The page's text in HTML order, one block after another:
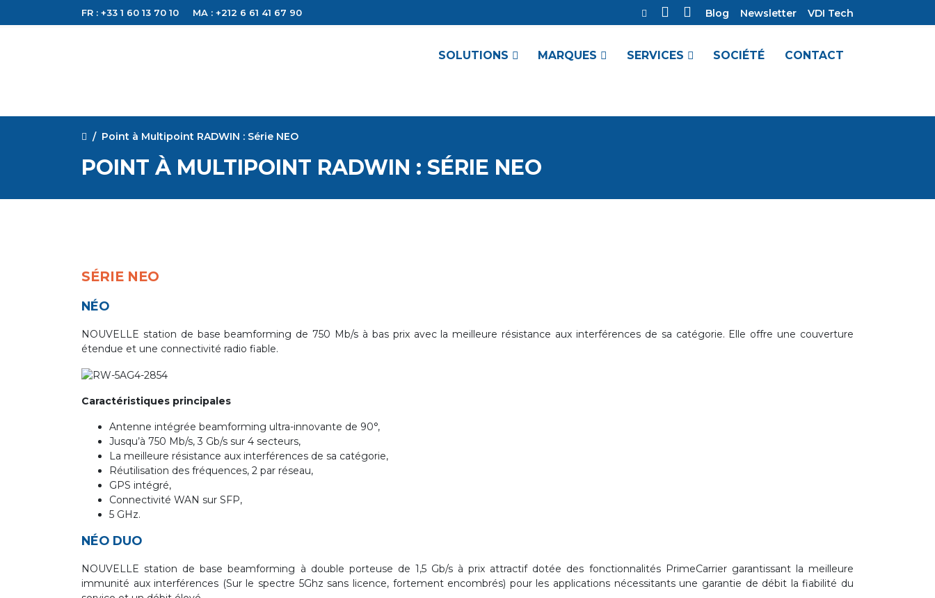
FR : +33 1 60 13 70 10 MA : +212 6 61 41 67 90 Blog Newsletter VDI Tech
SOLUTIONS MARQUES SERVICES SOCIÉTÉ CONTACT
Point à Multipoint RADWIN : Série NEO
POINT À MULTIPOINT RADWIN : SÉRIE NEO
SÉRIE NEO
NÉO
NOUVELLE station de base beamforming de 750 Mb/s à bas prix avec la meilleure résistance aux interférences de sa catégorie. Elle offre une couverture
étendue et une connectivité radio fiable.
Caractéristiques principales
Antenne intégrée beamforming ultra-innovante de 90°,
Jusqu’à 750 Mb/s, 3 Gb/s sur 4 secteurs,
La meilleure résistance aux interférences de sa catégorie,
Réutilisation des fréquences, 2 par réseau,
GPS intégré,
Connectivité WAN sur SFP,
5 GHz.
NÉO DUO
NOUVELLE station de base beamforming à double porteuse de 1,5 Gb/s à prix attractif dotée des fonctionnalités PrimeCarrier garantissant la meilleure
immunité aux interférences (Sur le spectre 5Ghz sans licence, fortement encombrés) pour les applications nécessitants une garantie de débit la fiabilité du